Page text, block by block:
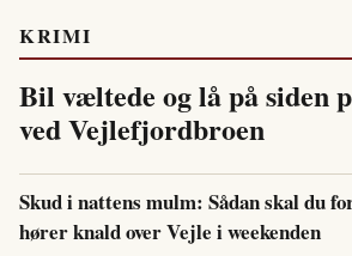
KRIMI
Bil væltede og lå på siden
ved Vejlefjordbroen
Skud i nattens mulm: Sådan skal du
hører knald over Vejle i weekenden